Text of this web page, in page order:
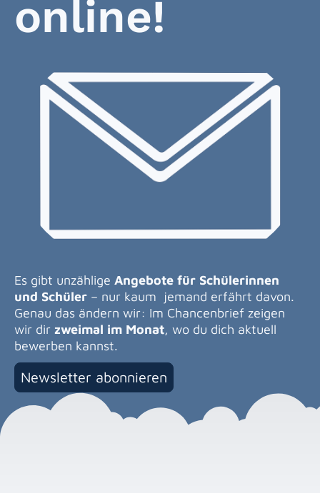
online!
Es gibt unzählige Angebote für Schülerinnen
und Schüler – nur kaum jemand erfährt davon.
Genau das ändern wir: Im Chancenbrief zeigen
wir dir zweimal im Monat, wo du dich aktuell
bewerben kannst.
Newsletter abonnieren